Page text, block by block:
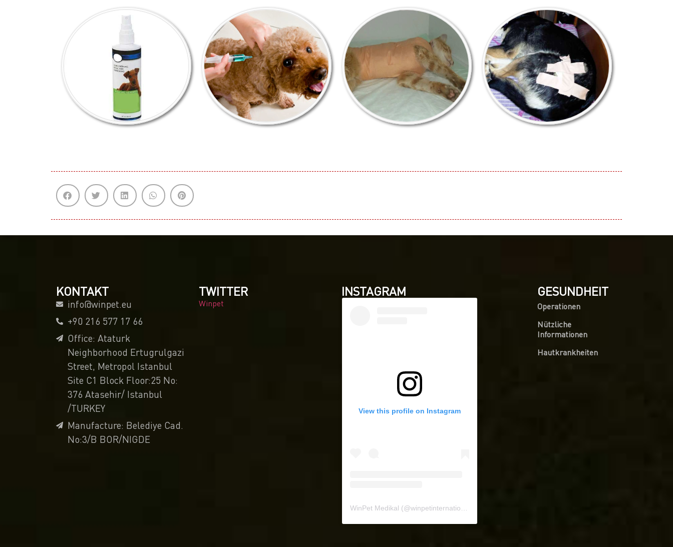
KONTAKT
info@winpet.eu
+90 216 577 17 66
Office: Ataturk
Neighborhood Ertugrulgazi
Street, Metropol Istanbul
Site C1 Block Floor:25 No:
376 Atasehir/ Istanbul
/TURKEY
Manufacture: Belediye Cad.
No:3/B BOR/NIGDE
TWITTER
Winpet
INSTAGRAM
View this profile on Instagram
WinPet Medikal (@winpetinternational
GESUNDHEIT
Operationen
Nützliche
Informationen
Hautkrankheiten